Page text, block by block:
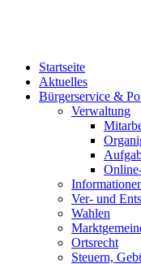
Startseite
Aktuelles
Bürgerservice &
Verwaltung
Ver- und
Wahlen
Ortsrecht
Steuern,